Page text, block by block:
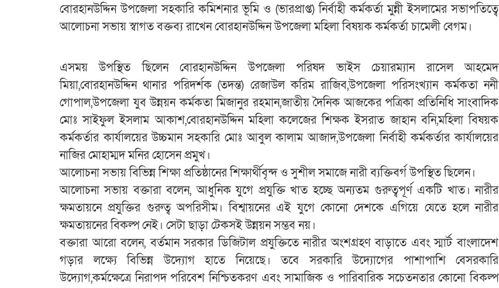
বোরহানউদ্দিন উপজেলা সহকারি কমিশনার ভূমি ও (ভারপ্রাপ্ত) নির্বাহী কর্মকর্তা মুন্নী ইসলামের সভাপতিত্বে
আলোচনা সভায় স্বাগত বক্তব্য রাখেন বোরহানউদ্দিন উপজেলা মহিলা বিষয়ক কর্মকর্তা চামেলী বেগম।
এসময় উপস্থিত ছিলেন বোরহানউদ্দিন উপজেলা পরিষদ ভাইস চেয়ারম্যান রাসেল আহমেদ
মিয়া,বোরহানউদ্দিন থানার পরিদর্শক (তদন্ত) রেজাউল করিম রাজিব,উপজেলা পরিসংখ্যান কর্মকতা ননী
গোপাল,উপজেলা যুব উন্নয়ন কর্মকতা মিজানুর রহমান,জাতীয় দৈনিক আজকের পত্রিকা প্রতিনিধি সাংবাদিক
মোঃ সাইফুল ইসলাম আকাশ,বোরহানউদ্দিন মহিলা কলেজের শিক্ষক ইসরাত জাহান বনি,মহিলা বিষয়ক
কর্মকর্তার কার্যালয়ের উচ্চমান সহকারি মোঃ আবুল কালাম আজাদ,উপজেলা নির্বাহী কর্মকর্তার কার্যালয়ের
নাজির মোহাম্মদ মনির হোসেন প্রমুখ।
আলোচনা সভায় বিভিন্ন শিক্ষা প্রতিষ্ঠানের শিক্ষার্থীবৃন্দ ও সুশীল সমাজে নারী ব্যক্তিবর্গ উপস্থিত ছিলেন।
আলোচনা সভায় বক্তারা বলেন, আধুনিক যুগে প্রযুক্তি খাত হচ্ছে অন্যতম গুরুত্বপূর্ণ একটি খাত। নারীর
ক্ষমতায়নে প্রযুক্তির গুরুত্ব অপরিসীম। বিশ্বায়নের এই যুগে কোনো দেশকে এগিয়ে যেতে হলে নারীর
ক্ষমতায়নের বিকল্প নেই। সেটা ছাড়া টেকসই উন্নয়ন সম্ভব নয়।
বক্তারা আরো বলেন, বর্তমান সরকার ডিজিটাল প্রযুক্তিতে নারীর অংশগ্রহণ বাড়াতে এবং স্মার্ট বাংলাদেশ
গড়ার লক্ষ্যে বিভিন্ন উদ্যোগ হাতে নিয়েছে। তবে সরকারি উদ্যোগের পাশাপাশি বেসরকারি
উদ্যোগ,কর্মক্ষেত্রে নিরাপদ পরিবেশ নিশ্চিতকরণ এবং সামাজিক ও পারিবারিক সচেতনতার কোনো বিকল্প